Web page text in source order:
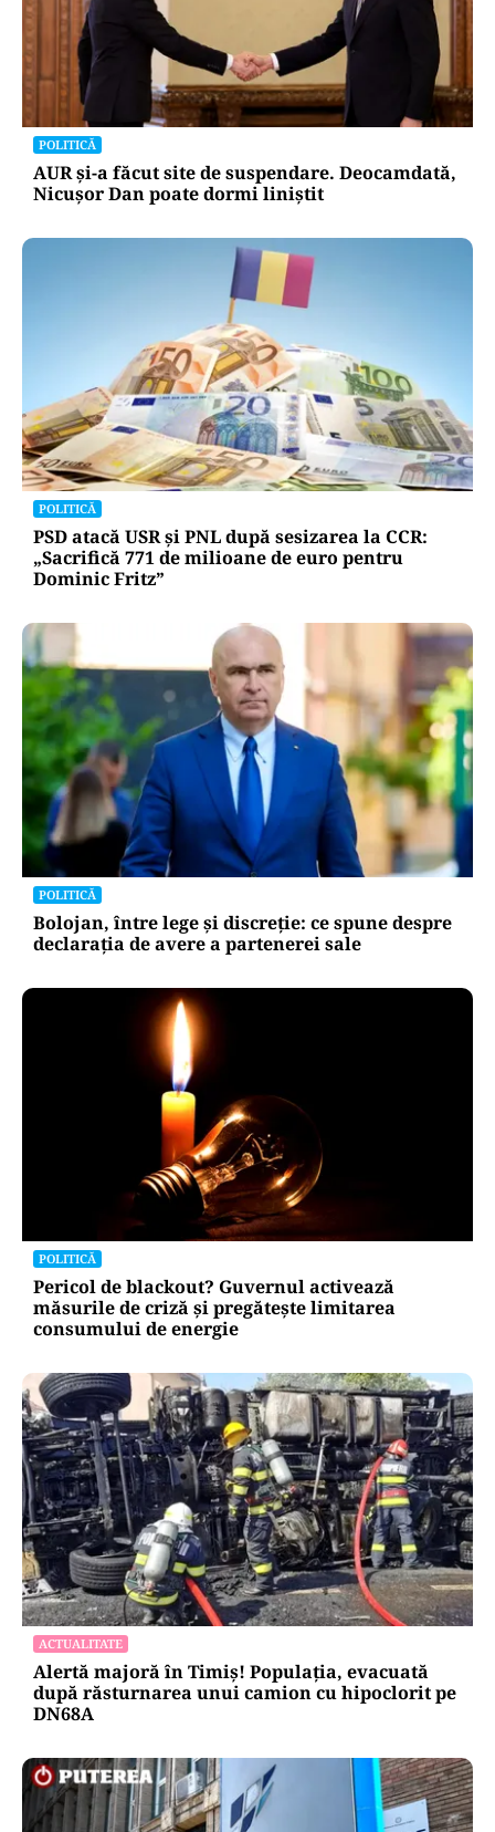
POLITICĂ
AUR și-a făcut site de suspendare. Deocamdată,
Nicușor Dan poate dormi liniștit
POLITICĂ
PSD atacă USR și PNL după sesizarea la CCR:
„Sacrifică 771 de milioane de euro pentru
Dominic Fritz”
POLITICĂ
Bolojan, între lege și discreție: ce spune despre
declarația de avere a partenerei sale
POLITICĂ
Pericol de blackout? Guvernul activează
măsurile de criză și pregătește limitarea
consumului de energie
ACTUALITATE
Alertă majoră în Timiș! Populația, evacuată
după răsturnarea unui camion cu hipoclorit pe
DN68A